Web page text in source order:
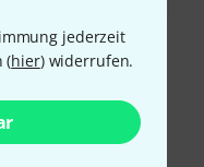
jederzeit
(hier) widerrufen.
Nachnahme,
Sofort bezahlen,